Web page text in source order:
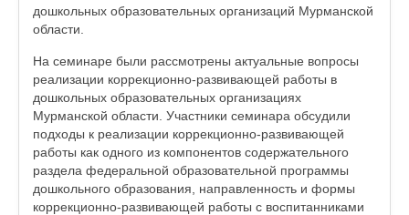
дошкольных образовательных организаций Мурманской
области.
На семинаре были рассмотрены актуальные вопросы
реализации коррекционно-развивающей работы в
дошкольных образовательных организациях
Мурманской области. Участники семинара обсудили
подходы к реализации коррекционно-развивающей
работы как одного из компонентов содержательного
раздела федеральной образовательной программы
дошкольного образования, направленность и формы
коррекционно-развивающей работы с воспитанниками